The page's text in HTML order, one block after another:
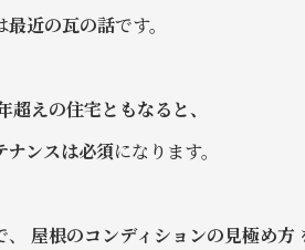
最近の瓦の話です。
超えの住宅ともなると、
ナンスは必須になります。
屋根のコンディションの見極め方